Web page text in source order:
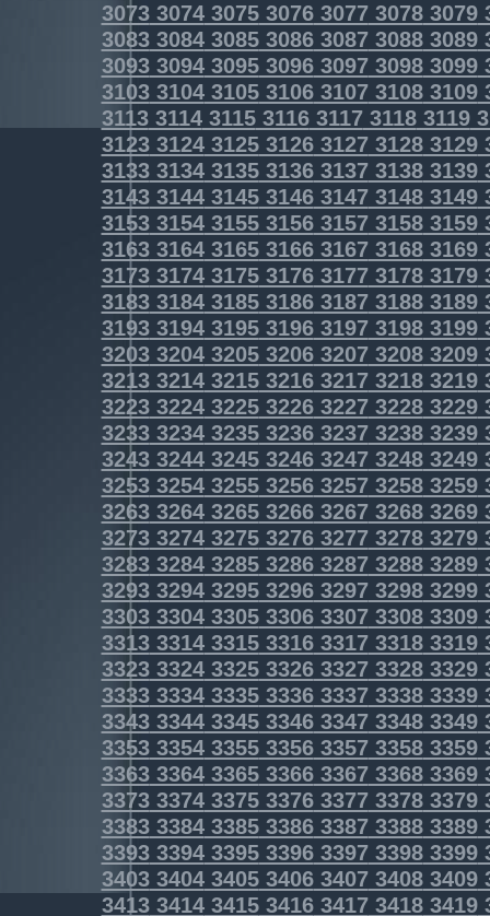
3073307430753076307730783079
3083308430853086308730883089
3093309430953096309730983099
3103310431053106310731083109
3113311431153116311731183119
3123312431253126312731283129
3133313431353136313731383139
3143314431453146314731483149
3153315431553156315731583159
3163316431653166316731683169
3173317431753176317731783179
3183318431853186318731883189
3193319431953196319731983199
3203320432053206320732083209
3213321432153216321732183219
3223322432253226322732283229
3233323432353236323732383239
3243324432453246324732483249
3253325432553256325732583259
3263326432653266326732683269
3273327432753276327732783279
3283328432853286328732883289
3293329432953296329732983299
3303330433053306330733083309
3313331433153316331733183319
3323332433253326332733283329
3333333433353336333733383339
3343334433453346334733483349
3353335433553356335733583359
3363336433653366336733683369
3373337433753376337733783379
3383338433853386338733883389
3393339433953396339733983399
3403340434053406340734083409
3413341434153416341734183419